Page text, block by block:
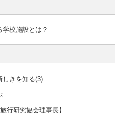
学校施設とは？
しきを知る(3)
―
行研究協会理事長】